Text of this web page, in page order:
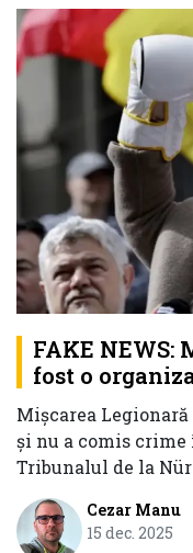
FAKE NEWS:
fost o
Mișcarea
și nu a comis crime
Tribunalul de la
Cezar Manu
15 dec. 2025